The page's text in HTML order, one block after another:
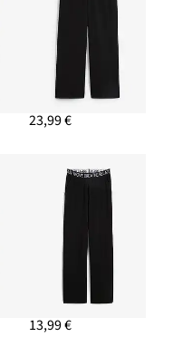
23,99 €
13,99 €